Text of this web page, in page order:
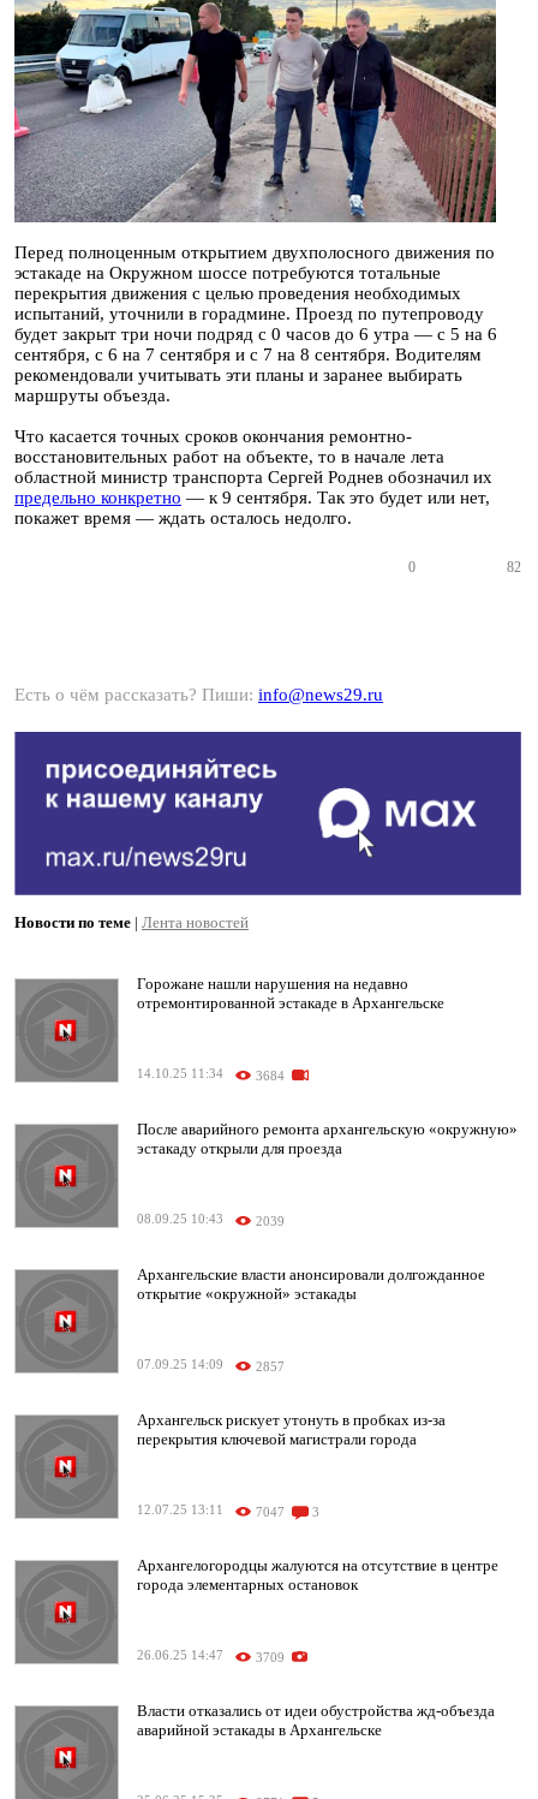
Перед полноценным открытием двухполосного движения по
эстакаде на Окружном шоссе потребуются тотальные
перекрытия движения с целью проведения необходимых
испытаний, уточнили в горадмине. Проезд по путепроводу
будет закрыт три ночи подряд с 0 часов до 6 утра — с 5 на 6
сентября, с 6 на 7 сентября и с 7 на 8 сентября. Водителям
рекомендовали учитывать эти планы и заранее выбирать
маршруты объезда.
Что касается точных сроков окончания ремонтно-
восстановительных работ на объекте, то в начале лета
областной министр транспорта Сергей Роднев обозначил их
предельно конкретно — к 9 сентября. Так это будет или нет,
покажет время — ждать осталось недолго.
0 82
Есть о чём рассказать? Пиши: info@news29.ru
Новости по теме | Лента новостей
Горожане нашли нарушения на недавно
отремонтированной эстакаде в Архангельске
14.10.25 11:34 3684
После аварийного ремонта архангельскую «окружную»
эстакаду открыли для проезда
08.09.25 10:43 2039
Архангельские власти анонсировали долгожданное
открытие «окружной» эстакады
07.09.25 14:09 2857
Архангельск рискует утонуть в пробках из-за
перекрытия ключевой магистрали города
12.07.25 13:11 7047 3
Архангелогородцы жалуются на отсутствие в центре
города элементарных остановок
26.06.25 14:47 3709
Власти отказались от идеи обустройства жд-объезда
аварийной эстакады в Архангельске